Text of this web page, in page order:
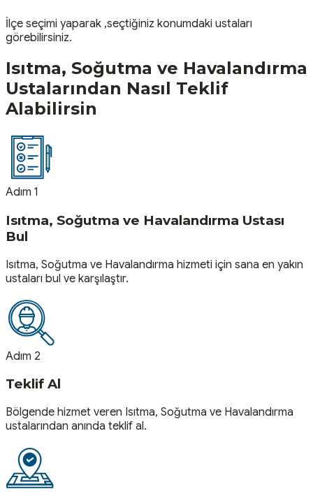
İlçe seçimi yaparak ,seçtiğiniz konumdaki ustaları
görebilirsiniz.
Isıtma, Soğutma ve Havalandırma
Ustalarından Nasıl Teklif
Alabilirsin
Adım 1
Isıtma, Soğutma ve Havalandırma Ustası
Bul
Isıtma, Soğutma ve Havalandırma hizmeti için sana en yakın
ustaları bul ve karşılaştır.
Adım 2
Teklif Al
Bölgende hizmet veren Isıtma, Soğutma ve Havalandırma
ustalarından anında teklif al.